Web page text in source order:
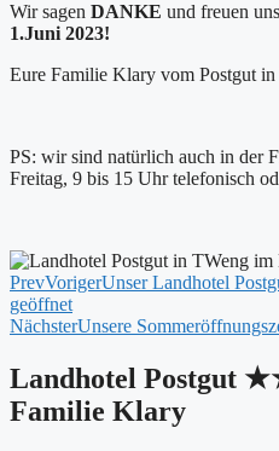
Wir sagen DANKE und freuen
1.Juni 2023!
Eure Familie Klary vom Postgut
PS: wir sind natürlich auch in der
Freitag, 9 bis 15 Uhr telefonisch
PrevVorigerUnser Landhotel
geöffnet
NächsterUnsere
Landhotel Postgut
Familie Klary